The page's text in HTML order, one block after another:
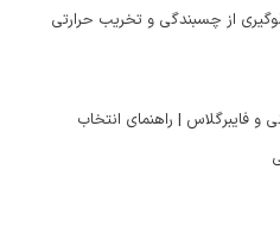
از چسبندگی و تخریب حرارتی
و فایبرگلاس | راهنمای انتخاب